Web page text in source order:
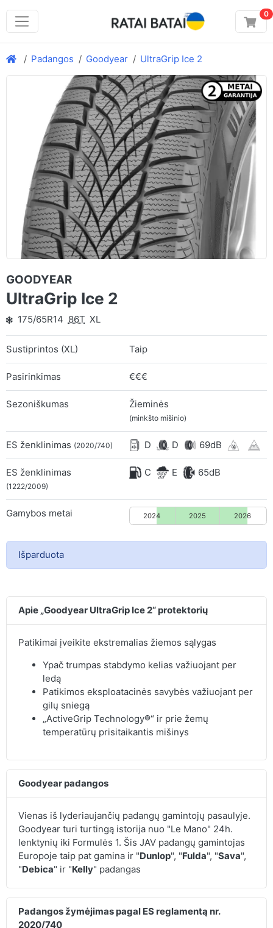
0
Padangos Goodyear UltraGrip Ice 2
GOODYEAR
UltraGrip Ice 2
175/65R14 86T XL
Sustiprintos (XL) Taip
Pasirinkimas €€€
Sezoniškumas Žieminės
(minkšto mišinio)
ES ženklinimas (2020/740) D D 69dB
ES ženklinimas
(1222/2009)
C E 65dB
Gamybos metai 2024 2025 2026
Išparduota
Apie „Goodyear UltraGrip Ice 2“ protektorių
Patikimai įveikite ekstremalias žiemos sąlygas
Ypač trumpas stabdymo kelias važiuojant per
ledą
Patikimos eksploatacinės savybės važiuojant per
gilų sniegą
„ActiveGrip Technology®“ ir prie žemų
temperatūrų prisitaikantis mišinys
Goodyear padangos
Vienas iš lyderiaujančių padangų gamintojų pasaulyje.
Goodyear turi turtingą istorija nuo "Le Mano" 24h.
lenktynių iki Formulės 1. Šis JAV padangų gamintojas
Europoje taip pat gamina ir "Dunlop", "Fulda", "Sava",
"Debica" ir "Kelly" padangas
Padangos žymėjimas pagal ES reglamentą nr.
2020/740